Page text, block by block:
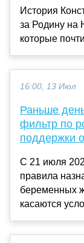
История
за Родину на
которые
16:00, 13 Июл
Раньше
фильтр по
поддержки
С 21 июля
правила
беременных
касаются